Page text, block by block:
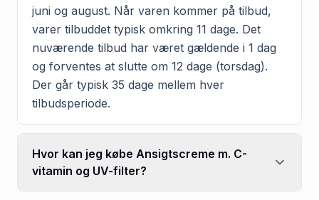
juni og august. Når varen kommer på tilbud,
varer tilbuddet typisk omkring 11 dage. Det
nuværende tilbud har været gældende i 1 dag
og forventes at slutte om 12 dage (torsdag).
Der går typisk 35 dage mellem hver
tilbudsperiode.
Hvor kan jeg købe Ansigtscreme m. C-
vitamin og UV-filter?